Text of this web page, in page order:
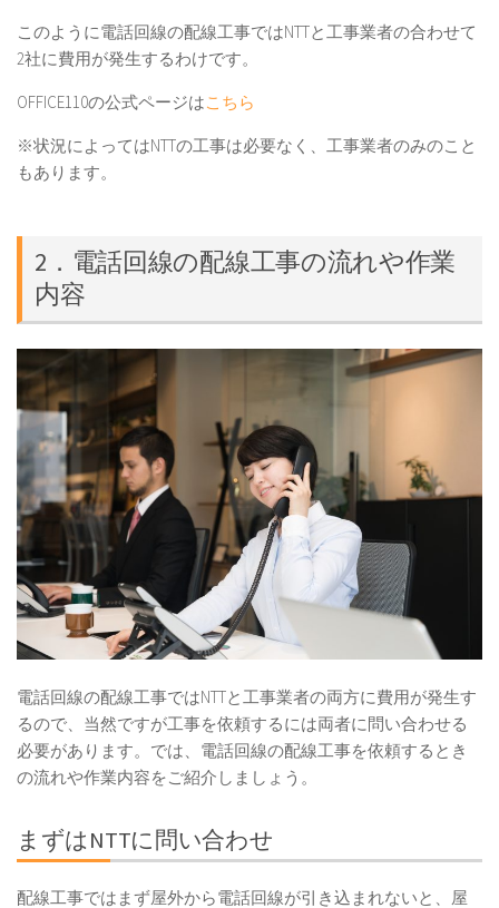
このように電話回線の配線工事ではNTTと工事業者の合わせて
2社に費用が発生するわけです。
OFFICE110の公式ページはこちら
※状況によってはNTTの工事は必要なく、工事業者のみのこと
もあります。
2．電話回線の配線工事の流れや作業
内容
電話回線の配線工事ではNTTと工事業者の両方に費用が発生す
るので、当然ですが工事を依頼するには両者に問い合わせる
必要があります。では、電話回線の配線工事を依頼するとき
の流れや作業内容をご紹介しましょう。
まずはNTTに問い合わせ
配線工事ではまず屋外から電話回線が引き込まれないと、屋